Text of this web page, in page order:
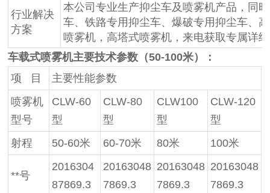
行业解决
方案
本公司专业生产抑尘车及喷雾机产品，同
车、铁路专用抑尘车、爆破专用抑尘车、
喷雾机，高塔式喷雾机，来电获取专属详
车载式喷雾机主要技术参数（50-100米）：
项 目
主要性能参数
喷雾机
型号
CLW-60
型
CLW-80
型
CLW100
型
CLW-120
型
射程
50-60米 60-70米 80米 100米
**号
2016304
87869.3
20163048
7869.3
20163048
7869.3
20163048
7869.3